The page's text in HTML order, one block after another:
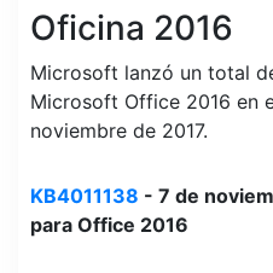
Oficina 2016
Microsoft lanzó un total
Microsoft Office 2016 en
noviembre de 2017.
KB4011138 - 7 de
para Office 2016